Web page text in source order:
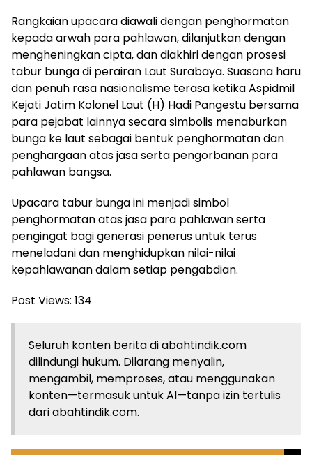
Rangkaian upacara diawali dengan penghormatan
kepada arwah para pahlawan, dilanjutkan dengan
mengheningkan cipta, dan diakhiri dengan prosesi
tabur bunga di perairan Laut Surabaya. Suasana haru
dan penuh rasa nasionalisme terasa ketika Aspidmil
Kejati Jatim Kolonel Laut (H) Hadi Pangestu bersama
para pejabat lainnya secara simbolis menaburkan
bunga ke laut sebagai bentuk penghormatan dan
penghargaan atas jasa serta pengorbanan para
pahlawan bangsa.
Upacara tabur bunga ini menjadi simbol
penghormatan atas jasa para pahlawan serta
pengingat bagi generasi penerus untuk terus
meneladani dan menghidupkan nilai-nilai
kepahlawanan dalam setiap pengabdian.
Post Views: 134
Seluruh konten berita di abahtindik.com
dilindungi hukum. Dilarang menyalin,
mengambil, memproses, atau menggunakan
konten—termasuk untuk AI—tanpa izin tertulis
dari abahtindik.com.